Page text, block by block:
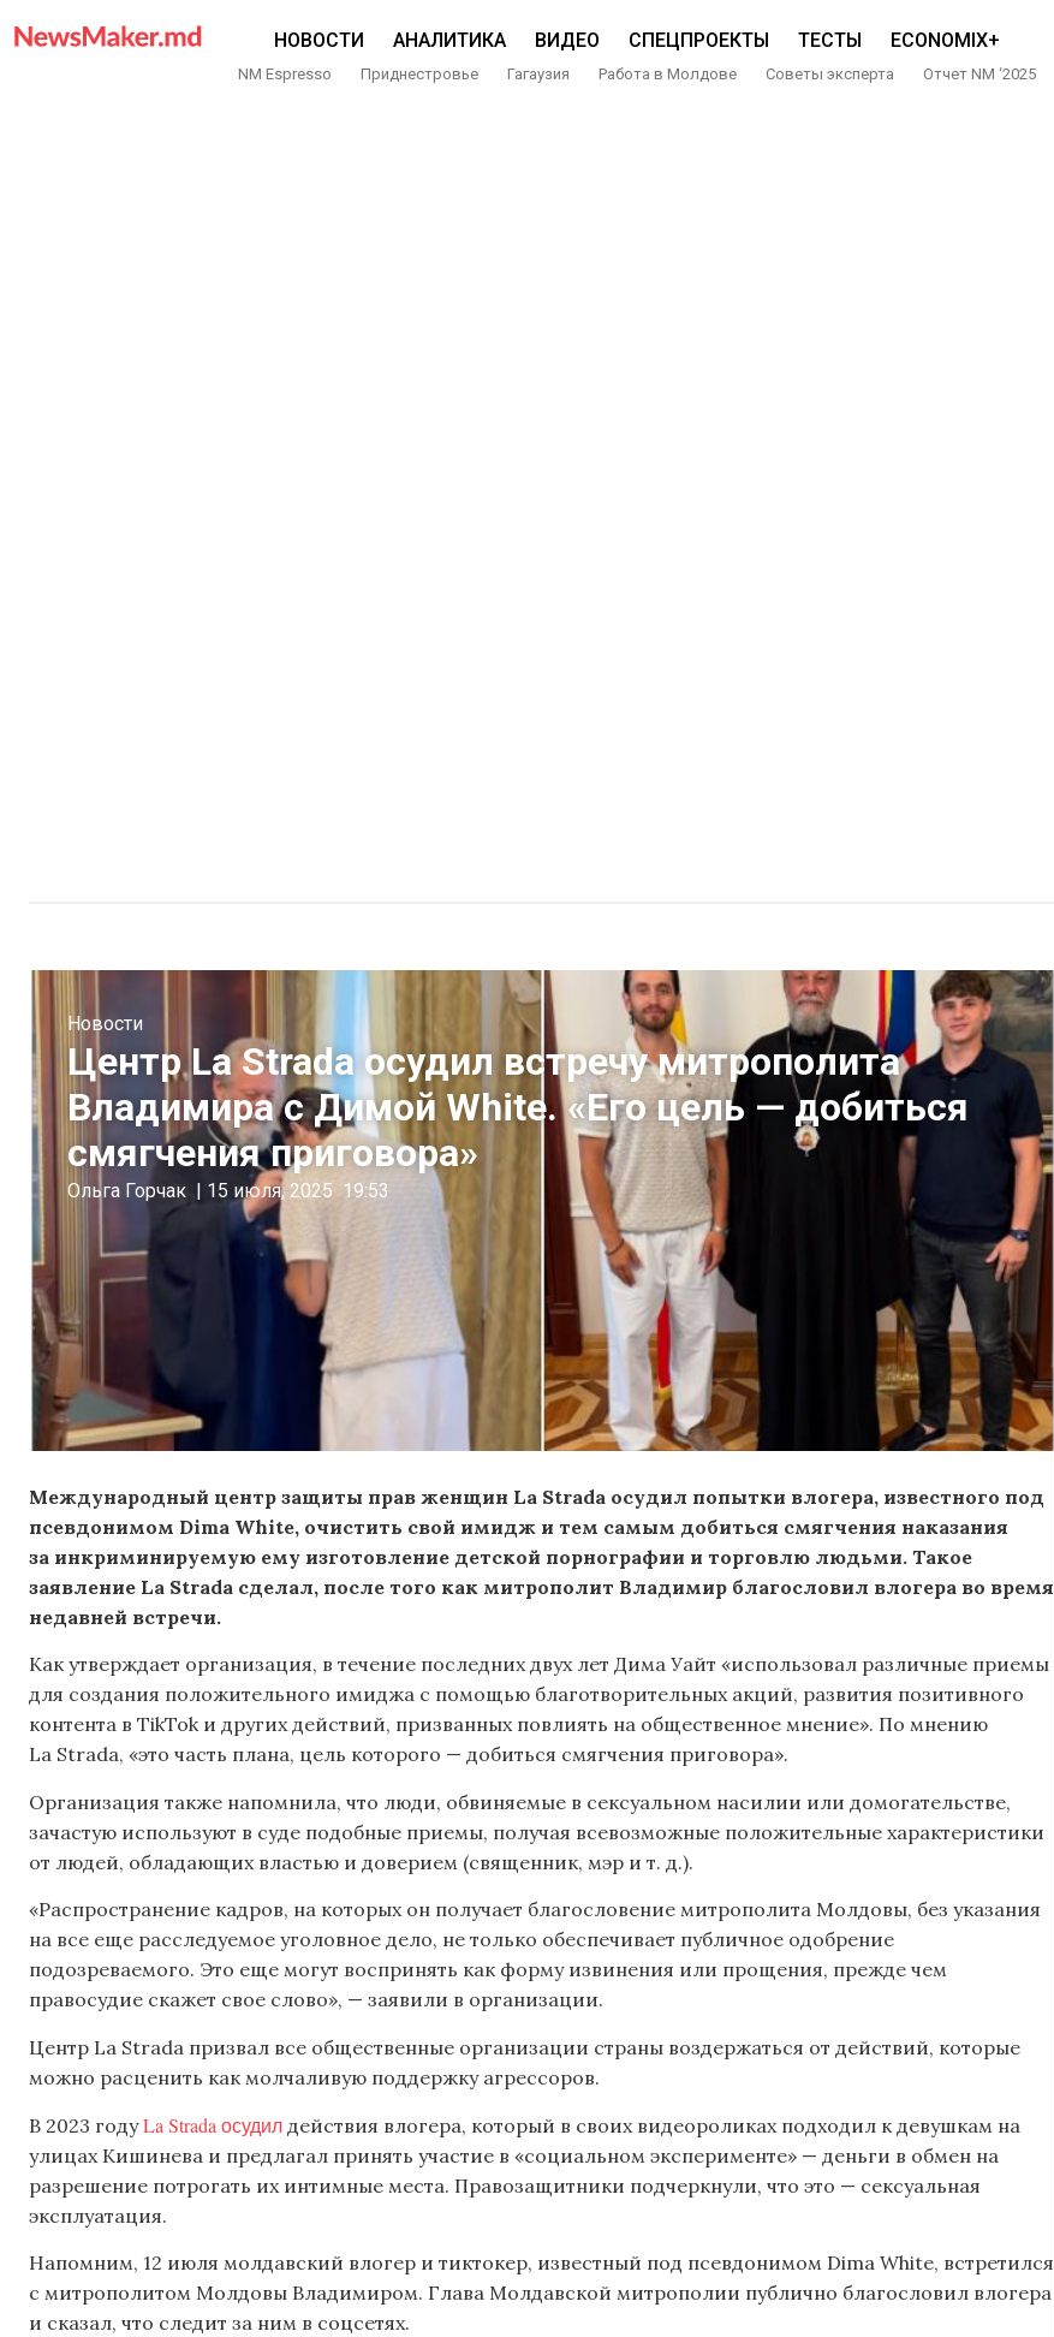
НОВОСТИ АНАЛИТИКА ВИДЕО СПЕЦПРОЕКТЫ ТЕСТЫ ECONOMIX+
NM Espresso Приднестровье Гагаузия Работа в Молдове Советы эксперта Отчет NM ‘2025
Новости
Центр La Strada осудил встречу митрополита
Владимира с Димой White. «Его цель — добиться
смягчения приговора»
Ольга Горчак | 15 июля, 2025 19:53
Международный центр защиты прав женщин La Strada осудил попытки влогера, известного под
псевдонимом Dima White, очистить свой имидж и тем самым добиться смягчения наказания
за инкриминируемую ему изготовление детской порнографии и торговлю людьми. Такое
заявление La Strada сделал, после того как митрополит Владимир благословил влогера во время
недавней встречи.
Как утверждает организация, в течение последних двух лет Дима Уайт «использовал различные приемы
для создания положительного имиджа с помощью благотворительных акций, развития позитивного
контента в TikTok и других действий, призванных повлиять на общественное мнение». По мнению
La Strada, «это часть плана, цель которого — добиться смягчения приговора».
Организация также напомнила, что люди, обвиняемые в сексуальном насилии или домогательстве,
зачастую используют в суде подобные приемы, получая всевозможные положительные характеристики
от людей, обладающих властью и доверием (священник, мэр и т. д.).
«Распространение кадров, на которых он получает благословение митрополита Молдовы, без указания
на все еще расследуемое уголовное дело, не только обеспечивает публичное одобрение
подозреваемого. Это еще могут воспринять как форму извинения или прощения, прежде чем
правосудие скажет свое слово», — заявили в организации.
Центр La Strada призвал все общественные организации страны воздержаться от действий, которые
можно расценить как молчаливую поддержку агрессоров.
В 2023 годуLa Strada осудил действия влогера, который в своих видеороликах подходил к девушкам на
улицах Кишинева и предлагал принять участие в «социальном эксперименте» — деньги в обмен на
разрешение потрогать их интимные места. Правозащитники подчеркнули, что это — сексуальная
эксплуатация.
Напомним, 12 июля молдавский влогер и тиктокер, известный под псевдонимом Dima White, встретился
с митрополитом Молдовы Владимиром. Глава Молдавской митрополии публично благословил влогера
и сказал, что следит за ним в соцсетях.